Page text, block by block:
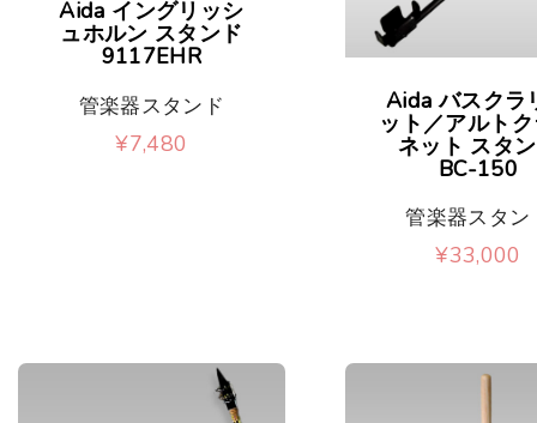
Aida イングリッシ
ュホルン スタンド
9117EHR
管楽器スタンド
¥7,480
Aida バスクラ
ット／アルト
ネット スタ
BC-150
管楽器スタン
¥33,000